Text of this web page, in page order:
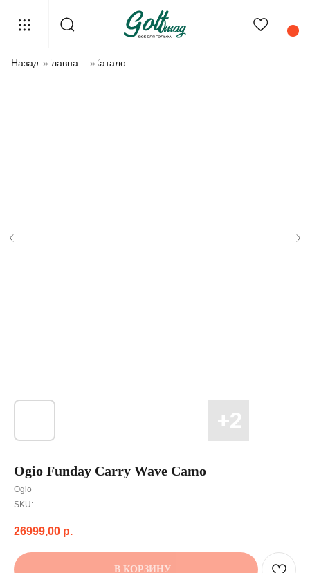
Назад »Главная »Каталог
Ogio Funday Carry Wave Camo
Ogio
SKU:
26999,00 р.
В КОРЗИНУ